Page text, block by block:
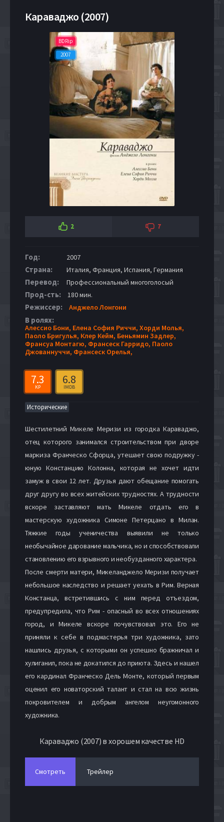
Караваджо (2007)
BDRip
2007
2 7
Год: 2007
Страна: Италия, Франция, Испания, Германия
Перевод: Профессиональный многоголосый
Прод-сть: 180 мин.
Режиссер: Анджело Лонгони
В ролях:
Алессио Бони, Елена София Риччи, Хорди Молья,
Паоло Бригулья, Клер Кейм, Беньямин Задлер,
Франсуа Монтагю, Франсеск Гарридо, Паоло
Джованнуччи, Франсеск Орелья,
7.3
KP
6.8
IMDB
Исторические
Шестилетний Микеле Меризи из городка Караваджо,
отец которого занимался строительством при дворе
маркиза Франческо Сфорца, утешает свою подружку -
юную Констанцию Колонна, которая не хочет идти
замуж в свои 12 лет. Друзья дают обещание помогать
друг другу во всех житейских трудностях. А трудности
вскоре заставляют мать Микеле отдать его в
мастерскую художника Симоне Петерцано в Милан.
Тяжкие годы ученичества выявили не только
необычайное дарование мальчика, но и способствовали
становлению его взрывного и необузданного характера.
После смерти матери, Микеланджело Меризи получает
небольшое наследство и решает уехать в Рим. Верная
Констанца, встретившись с ним перед отъездом,
предупредила, что Рим - опасный во всех отношениях
город, и Микеле вскоре почувствовал это. Его не
приняли к себе в подмастерья три художника, зато
нашлись друзья, с которыми он успешно бражничал и
хулиганил, пока не докатился до приюта. Здесь и нашел
его кардинал Франческо Дель Монте, который первым
оценил его новаторский талант и стал на всю жизнь
покровителем и добрым ангелом неугомонного
художника.
Караваджо (2007) в хорошем качестве HD
Смотреть Трейлер